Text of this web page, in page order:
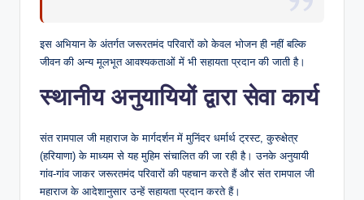
इस अभियान के अंतर्गत जरूरतमंद परिवारों को केवल भोजन ही नहीं बल्कि
जीवन की अन्य मूलभूत आवश्यकताओं में भी सहायता प्रदान की जाती है।
स्थानीय अनुयायियों द्वारा सेवा कार्य
संत रामपाल जी महाराज के मार्गदर्शन में मुनिंदर धर्मार्थ ट्रस्ट, कुरुक्षेत्र
(हरियाणा) के माध्यम से यह मुहिम संचालित की जा रही है। उनके अनुयायी
गांव-गांव जाकर जरूरतमंद परिवारों की पहचान करते हैं और संत रामपाल जी
महाराज के आदेशानुसार उन्हें सहायता प्रदान करते हैं।